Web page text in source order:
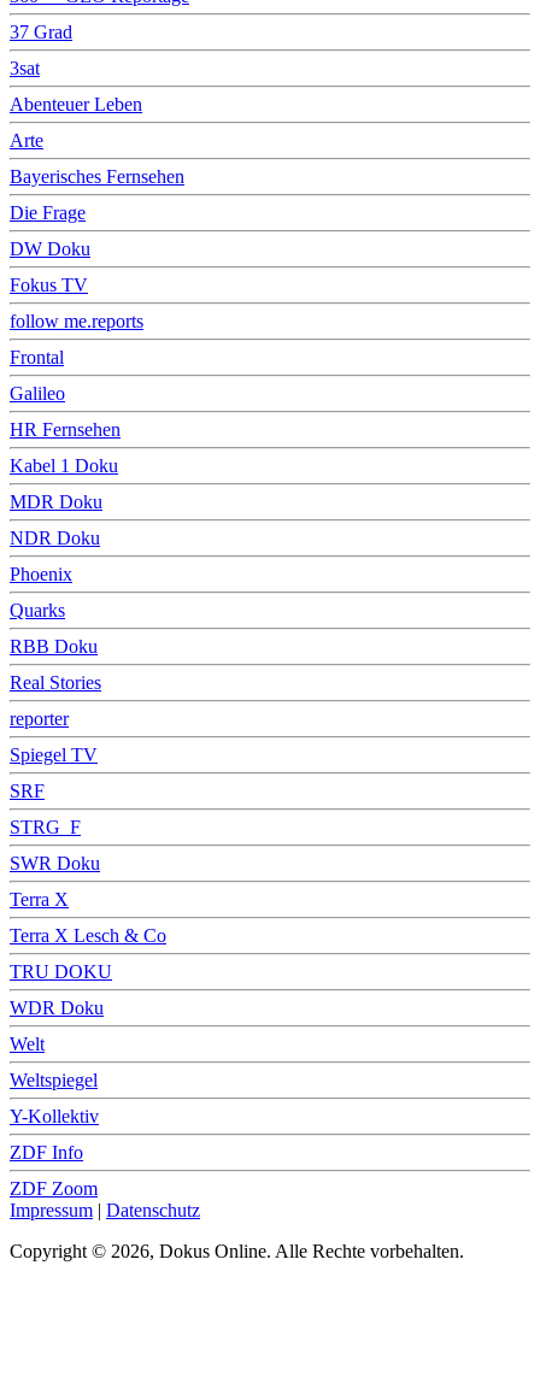
37 Grad
3sat
Abenteuer Leben
Arte
Bayerisches Fernsehen
Die Frage
DW Doku
Fokus TV
follow me.reports
Frontal
Galileo
HR Fernsehen
Kabel 1 Doku
MDR Doku
NDR Doku
Phoenix
Quarks
RBB Doku
Real Stories
reporter
Spiegel TV
SRF
STRG_F
SWR Doku
Terra X
Terra X Lesch & Co
TRU DOKU
WDR Doku
Welt
Weltspiegel
Y-Kollektiv
ZDF Info
ZDF Zoom
Impressum | Datenschutz
Copyright © 2026, Dokus Online. Alle Rechte vorbehalten.